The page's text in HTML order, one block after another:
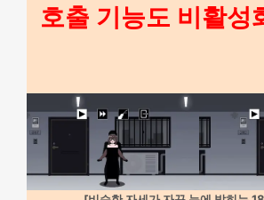
호출 기능도 비활성